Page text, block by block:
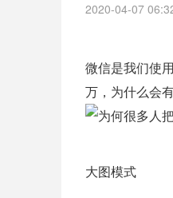
2020-04-07
微信是我们使
万，为什么会
大图模式